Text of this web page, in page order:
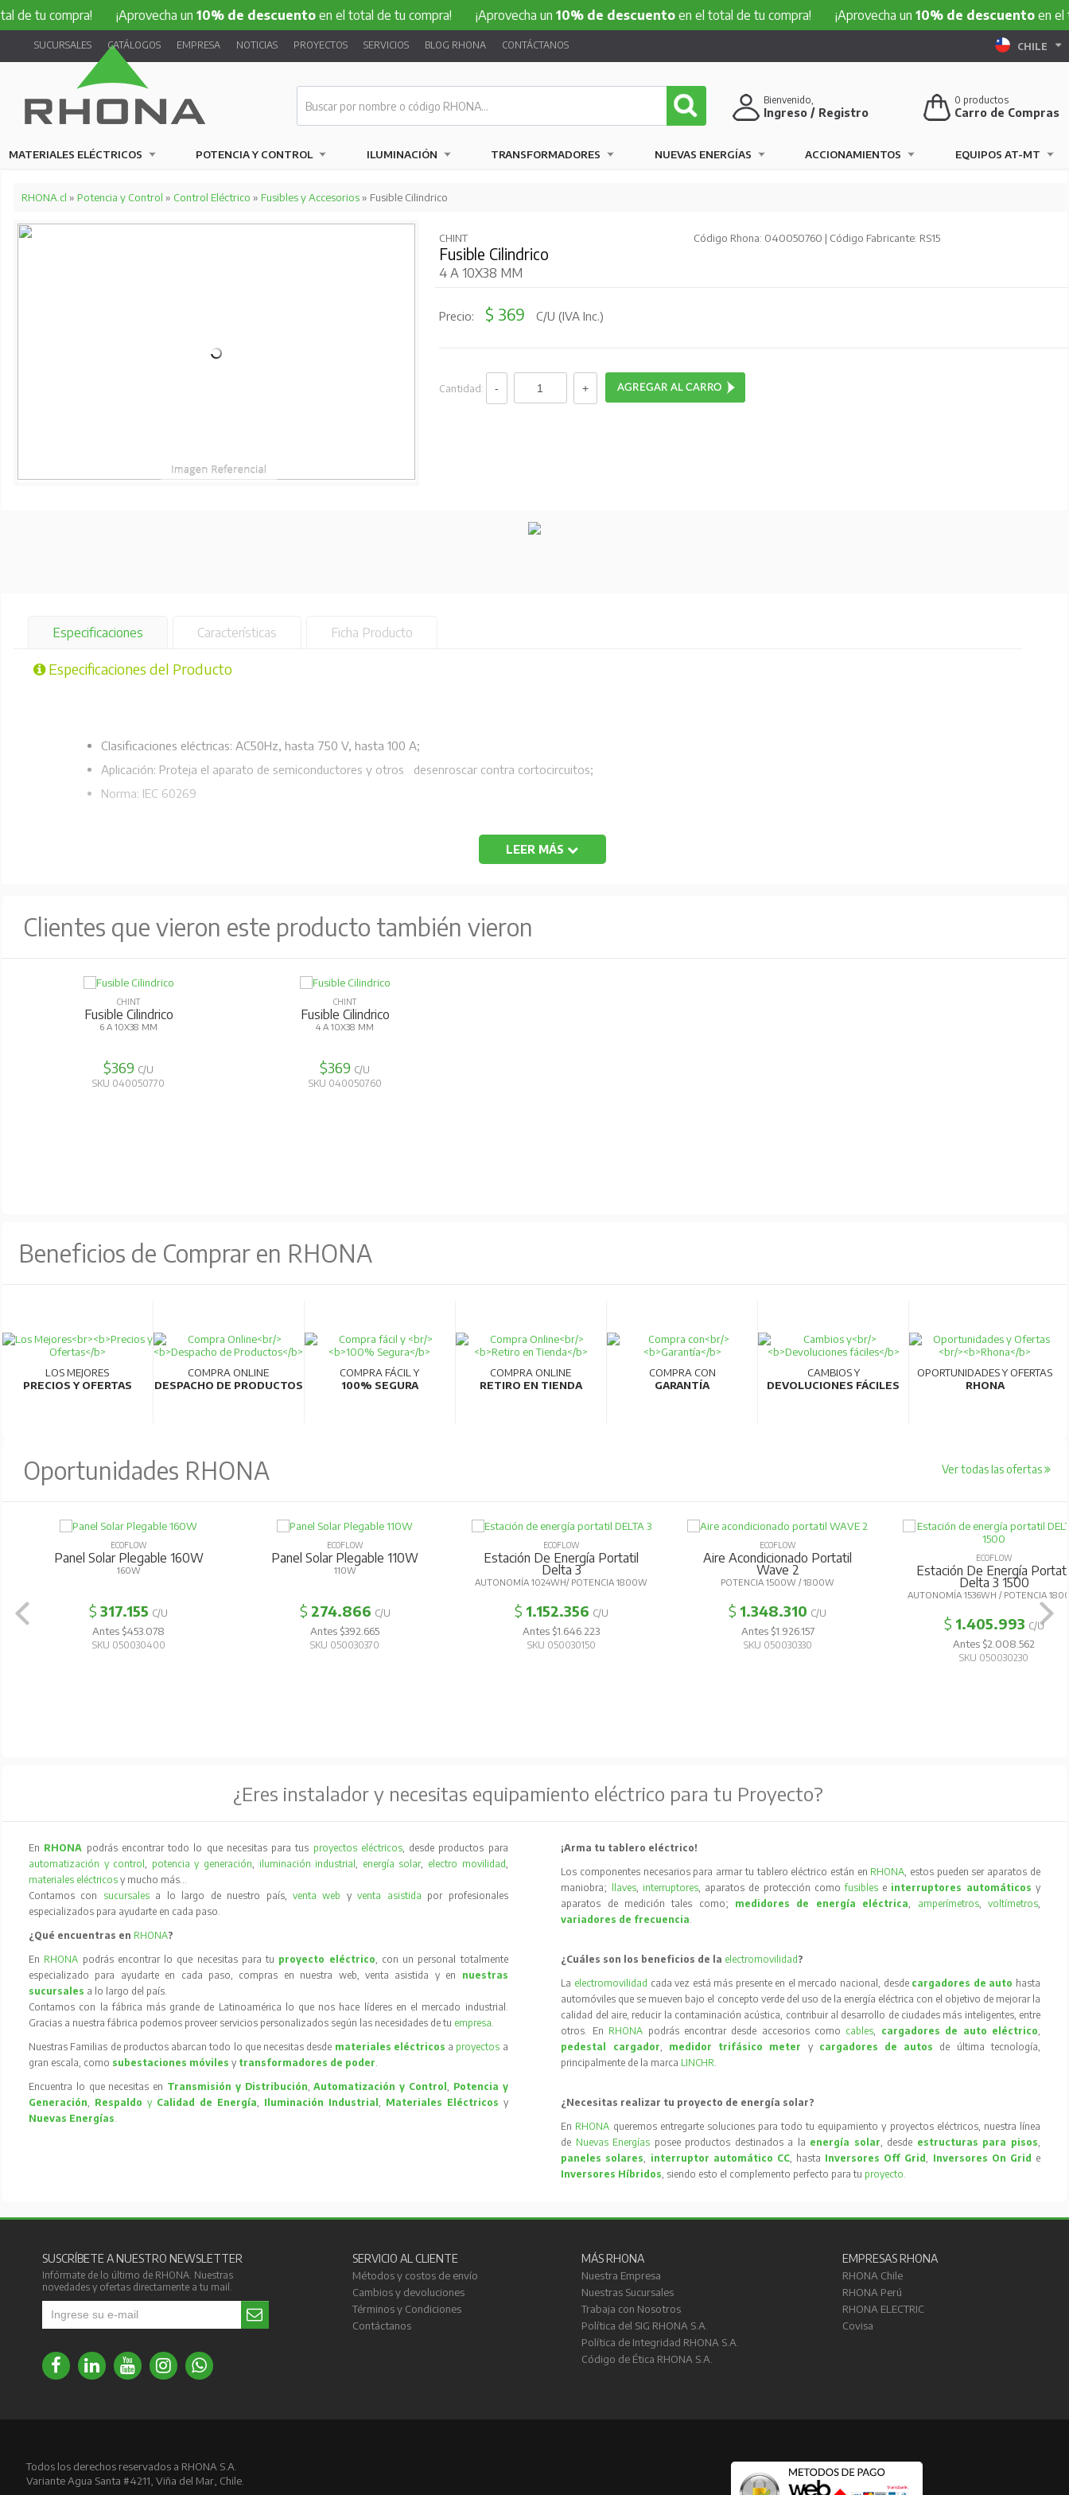
¡Aprovecha un10% de descuentoen el total de tu compra! ¡Aprovecha un10% de descuentoen el total de tu compra! ¡Aprovecha un10% de descuentoen el total de
SUCURSALES CATÁLOGOS EMPRESA NOTICIAS PROYECTOS SERVICIOS BLOG RHONA CONTÁCTANOS CHILE
0 productos
Carro de Compras
Bienvenido,
Ingreso / Registro
MATERIALES ELÉCTRICOS POTENCIA Y CONTROL ILUMINACIÓN TRANSFORMADORES NUEVAS ENERGÍAS ACCIONAMIENTOS EQUIPOS AT-MT
RHONA.cl » Potencia y Control » Control Eléctrico » Fusibles y Accesorios» Fusible Cilindrico
CHINT Código Rhona: 040050760 | Código Fabricante: RS15
Fusible Cilindrico
4 A 10X38 MM
Precio: $ 369 C/U (IVA Inc.)
Cantidad:
Especificaciones Características Ficha Producto
Especificaciones del Producto
Clasificaciones eléctricas: AC50Hz, hasta 750 V, hasta 100 A;
Aplicación: Proteja el aparato de semiconductores y otros desenroscar contra cortocircuitos;
Norma: IEC 60269
LEER MÁS
Clientes que vieron este producto también vieron
CHINT
Fusible Cilindrico
6 A 10X38 MM
$369 C/U
SKU 040050770
CHINT
Fusible Cilindrico
4 A 10X38 MM
$369 C/U
SKU 040050760
Beneficios de Comprar en RHONA
LOS MEJORES
PRECIOS Y OFERTAS
COMPRA ONLINE
DESPACHO DE PRODUCTOS
COMPRA FÁCIL Y
100% SEGURA
COMPRA ONLINE
RETIRO EN TIENDA
COMPRA CON
GARANTÍA
CAMBIOS Y
DEVOLUCIONES FÁCILES
OPORTUNIDADES Y OFERTAS
RHONA
Oportunidades RHONA Ver todas las ofertas
ECOFLOW
Panel Solar Plegable 160W
160W
$317.155 C/U
Antes $453.078
SKU 050030400
ECOFLOW
Panel Solar Plegable 110W
110W
$ 274.866 C/U
Antes $392.665
SKU 050030370
ECOFLOW
Estación De Energía Portatil
Delta 3
AUTONOMÍA 1024WH/ POTENCIA 1800W
$ 1.152.356 C/U
Antes $1.646.223
SKU 050030150
ECOFLOW
Aire Acondicionado Portatil
Wave 2
POTENCIA 1500W / 1800W
$ 1.348.310 C/U
Antes $1.926.157
SKU 050030330
ECOFLOW
Estación De Energía
Delta 3 1500
AUTONOMÍA 1536WH / POTENCIA
$ 1.405.993 C/U
Antes $2.008.562
SKU 050030230
¿Eres instalador y necesitas equipamiento eléctrico para tu Proyecto?
En RHONA podrás encontrar todo lo que necesitas para tus proyectos eléctricos, desde productos para
automatización y control, potencia y generación, iluminación industrial, energía solar, electro movilidad,
materiales eléctricos y mucho más…
Contamos con sucursales a lo largo de nuestro país, venta web yventa asistida por profesionales
especializados para ayudarte en cada paso.
¿Qué encuentras en RHONA?
En RHONA podrás encontrar lo que necesitas para tu proyecto eléctrico, con un personal totalmente
especializado para ayudarte en cada paso, compras en nuestra web, venta asistida y en nuestras
sucursales a lo largo del país.
Contamos con la fábrica más grande de Latinoamérica lo que nos hace líderes en el mercado industrial.
Gracias a nuestra fábrica podemos proveer servicios personalizados según las necesidades de tu empresa.
Nuestras Familias de productos abarcan todo lo que necesitas desde materiales eléctricos a proyectos a
gran escala, como subestaciones móvilesy transformadores de poder.
Encuentra lo que necesitas en Transmisión y Distribución,Automatización y Control, Potencia y
Generación, Respaldo y Calidad de Energía, Iluminación Industrial , Materiales Eléctricos y
Nuevas Energías.
¡Arma tu tablero eléctrico!
Los componentes necesarios para armar tu tablero eléctrico están en RHONA, estos pueden ser aparatos de
maniobra;
llaves, interruptores, aparatos de protección comofusibles e interruptores automáticos y
aparatos de medición tales como; medidores de energía eléctrica, amperímetros, voltímetros,
variadores de frecuencia.
¿Cuáles son los beneficios de la electromovilidad ?
La electromovilidad cada vez está más presente en el mercado nacional, desde cargadores de auto hasta
automóviles que se mueven bajo el concepto verde del uso de la energía eléctrica con el objetivo de mejorar la
calidad del aire, reducir la contaminación acústica, contribuir al desarrollo de ciudades más inteligentes, entre
otros. En RHONA podrás encontrar desde accesorios como cables, cargadores de auto eléctrico,
pedestal cargador, medidor trifásico meter y cargadores de autos
de última tecnología,
principalmente de la marca LINCHR.
¿Necesitas realizar tu proyecto de energía solar?
En RHONA queremos entregarte soluciones para todo tu equipamiento y proyectos eléctricos, nuestra línea
de Nuevas Energías posee productos destinados a la energía solar, desde estructuras para pisos,
paneles solares, interruptor automático CC, hasta Inversores Off Grid, Inversores On Grid e
Inversores Híbridos, siendo esto el complemento perfecto para tu proyecto.
SUSCRÍBETE A NUESTRO NEWSLETTER
Infórmate de lo último de RHONA. Nuestras
novedades y ofertas directamente a tu mail.
SERVICIO AL CLIENTE
Métodos y costos de envío
Cambios y devoluciones
Términos y Condiciones
Contáctanos
MÁS RHONA
Nuestra Empresa
Nuestras Sucursales
Trabaja con Nosotros
Política del SIG RHONA S.A.
Política de Integridad RHONA S.A.
Código de Ética RHONA S.A.
EMPRESAS RHONA
RHONA Chile
RHONA Perú
RHONA ELECTRIC
Covisa
Todos los derechos reservados a RHONA S.A.
Variante Agua Santa #4211, Viña del Mar, Chile.